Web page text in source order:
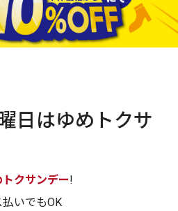
日はゆめトクサ
トクサンデー!
いでもOK